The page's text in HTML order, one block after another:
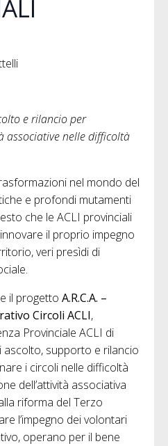
e rilancio per
associative nelle difficoltà
nel mondo del
e profondi mutamenti
che le ACLI provinciali
il proprio impegno
veri presìdi di
il progetto A.R.C.A. –
Circoli ACLI,
Provinciale ACLI di
supporto e rilancio
i circoli nelle difficoltà
dell’attività associativa
riforma del Terzo
l’impegno dei volontari
operano per il bene